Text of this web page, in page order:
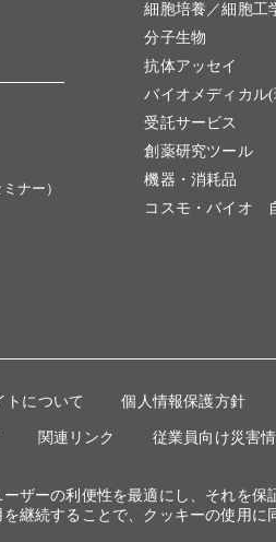
ナー）
細胞培養／細胞工
分子生物
抗体アッセイ
バイオメディカル
受託サービス
創薬研究ツール
機器・消耗品
コスモ・バイオ
トについて 個人情報保護方針
関連リンク 従業員向け災害
ザーの利便性を最適にし、それを保
継続することで、クッキーの使用に